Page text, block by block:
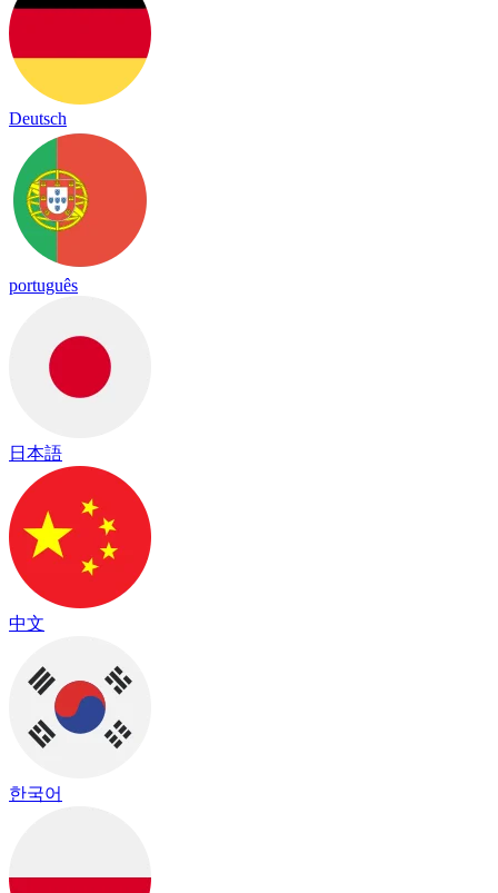
Deutsch
português
日本語
中文
한국어